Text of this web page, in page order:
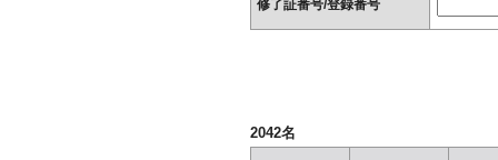
修了証番号/登録番号
2042名